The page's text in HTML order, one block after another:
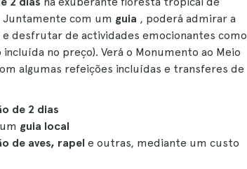
Juntamente com um guia , poderá admirar a
desfrutar de actividades emocionantes como
no preço). Verá o Monumento ao Meio
algumas refeições incluídas e transferes de
de 2 dias
guia local
de aves, rapel e outras, mediante um custo